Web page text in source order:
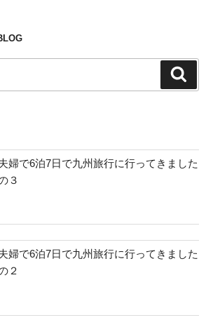
婦で6泊7日で九州旅行に行ってきました
３
婦で6泊7日で九州旅行に行ってきました
２